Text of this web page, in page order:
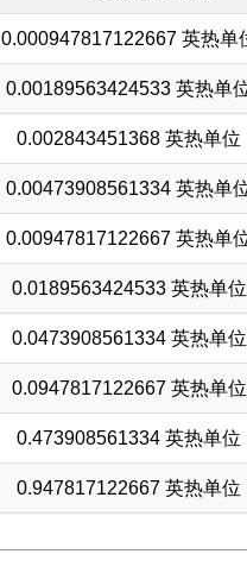
0.000947817122667 英热单
0.00189563424533 英热单
0.002843451368 英热单位
0.00473908561334 英热单
0.00947817122667 英热单
0.0189563424533 英热单位
0.0473908561334 英热单位
0.0947817122667 英热单位
0.473908561334 英热单位
0.947817122667 英热单位